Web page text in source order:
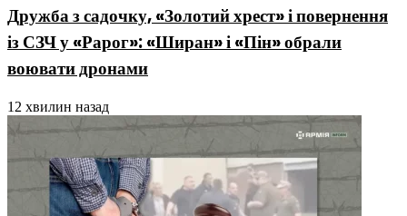
Дружба з садочку, «Золотий хрест» і повернення
із СЗЧ у «Рарог»: «Ширан» і «Пін» обрали
воювати дронами
12 хвилин назад